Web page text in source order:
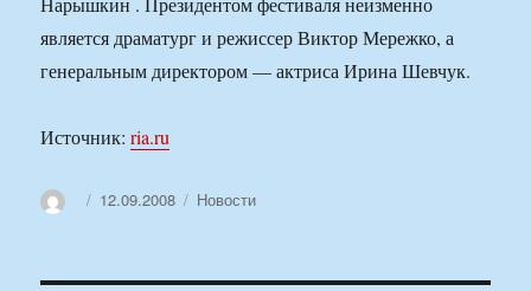
является драматург и режиссер Виктор Мережко, а
генеральным директором — актриса Ирина Шевчук.
Источник:ria.ru
АвторОпубликовано
12.09.2008 Рубрики
Новости